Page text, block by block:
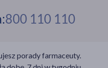
800 110 110
porady farmaceuty.